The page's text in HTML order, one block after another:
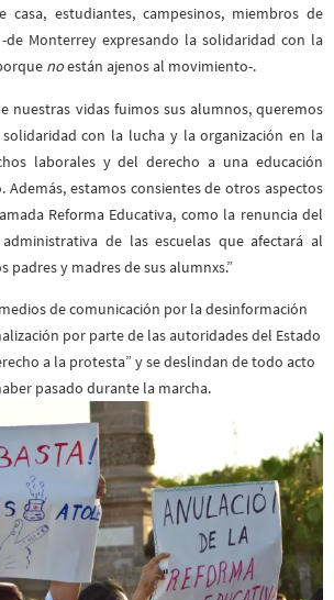
casa, estudiantes, campesinos, miembros de
de Monterrey expresando la solidaridad con la
noestán ajenos al movimiento-.
nuestras vidas fuimos sus alumnos, queremos
con la lucha y la organización en la
laborales y del derecho a una educación
Además, estamos consientes de otros aspectos
Reforma Educativa, como la renuncia del
de las escuelas que afectará al
padres y madres de sus alumnxs.”
de comunicación por la desinformación
por parte de las autoridades del Estado
a la protesta” y se deslindan de todo acto
pasado durante la marcha.